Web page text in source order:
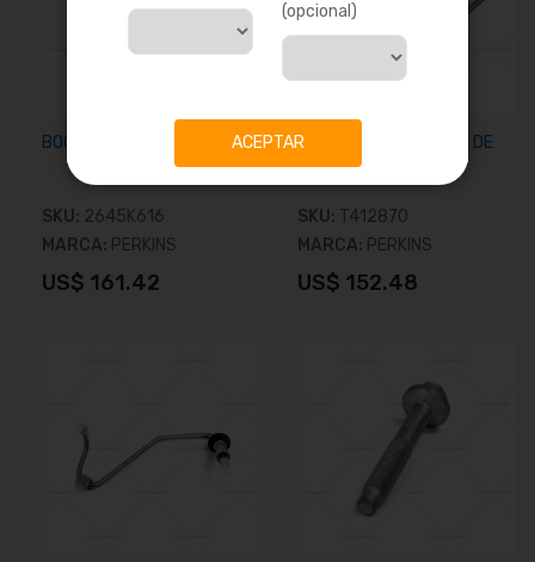
BOQUILLA DE INYECTOR
SKU: 2645K616
MARCA: PERKINS
US$ 161.42
CAÑERÍA DE INYECTOR DE
COMBUSTIBLE #3
SKU: T412870
MARCA: PERKINS
US$ 152.48
(opcional)
ACEPTAR